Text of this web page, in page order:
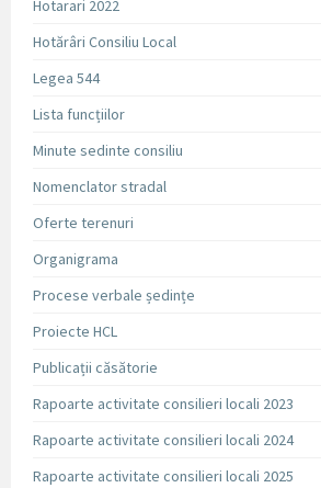
Hotarari 2022
Hotărâri Consiliu Local
Legea 544
Lista funcțiilor
Minute sedinte consiliu
Nomenclator stradal
Oferte terenuri
Organigrama
Procese verbale ședințe
Proiecte HCL
Publicații căsătorie
Rapoarte activitate consilieri locali 2023
Rapoarte activitate consilieri locali 2024
Rapoarte activitate consilieri locali 2025